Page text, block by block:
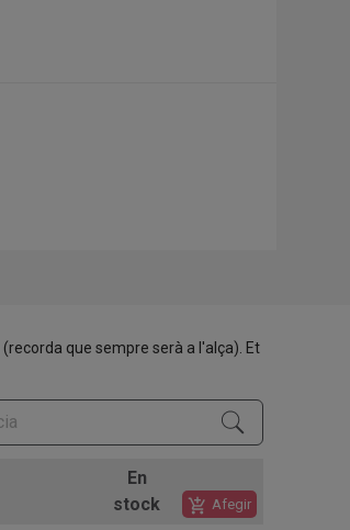
(recorda que sempre serà a l'alça). Et
En
stock
add_shopping_cart Afegir